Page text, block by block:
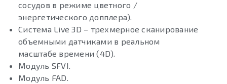
сосудов в режиме цветного /
энергетического допплера).
Система Live 3D – трехмерное сканирование
объемными датчиками в реальном
масштабе времени (4D).
Модуль SFVI.
Модуль FAD.